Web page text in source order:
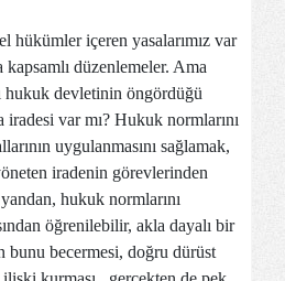
hükümler içeren yasalarımız var
düzenlemeler. Ama
hukuk devletinin öngördüğü
var mı? Hukuk normlarını
uygulanmasını sağlamak,
iradenin görevlerinden
hukuk normlarını
öğrenilebilir, akla dayalı bir
bunu becermesi, doğru dürüst